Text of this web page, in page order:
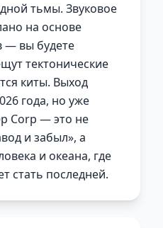
тьмы. Звуковое
на основе
— вы будете
тектонические
киты. Выход
года, но уже
Corp — это не
и забыл», а
и океана, где
стать последней.